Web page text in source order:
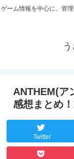
ゲーム情報を中心に、管
ANTHEM(ア
感想まとめ
Twitter